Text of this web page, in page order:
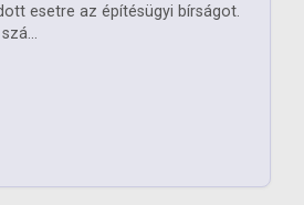
esetre az építésügyi bírságot.